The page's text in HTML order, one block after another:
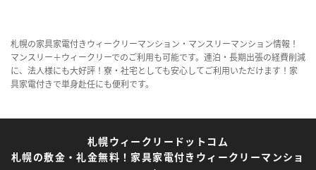
札幌の家具家電付きウィークリーマンション・マンスリーマンション情報！
マンスリー＋ウィークリーでのご利用も可能です。連泊・長期出張の経費削減
に、法人様にも大好評！寮・社宅としても安心してご利用いただけます！家
具家電付きで単身赴任にも便利です。
札幌ウィークリードットコム
札幌の敷金・礼金無料！家具家電付きウィークリーマンショ